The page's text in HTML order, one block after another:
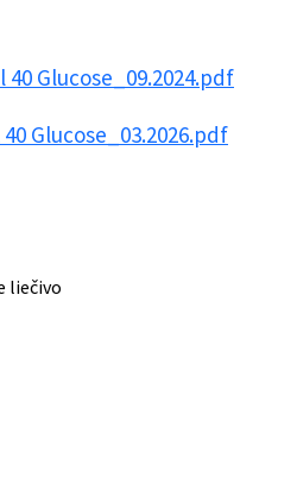
40 Glucose_09.2024.pdf
Glucose_03.2026.pdf
liečivo